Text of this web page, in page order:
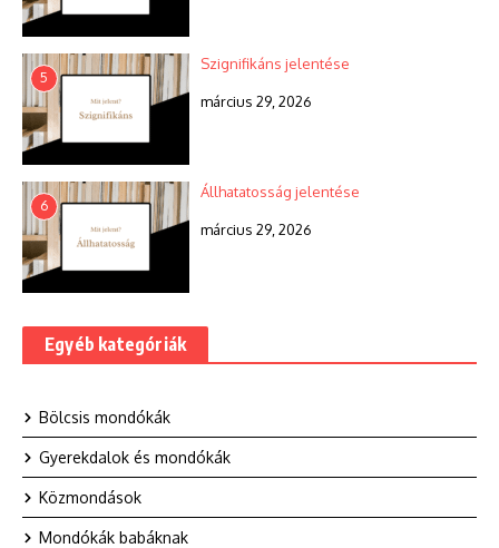
5
Szignifikáns jelentése
március 29, 2026
6
Állhatatosság jelentése
március 29, 2026
Egyéb kategóriák
Bölcsis mondókák
Gyerekdalok és mondókák
Közmondások
Mondókák babáknak